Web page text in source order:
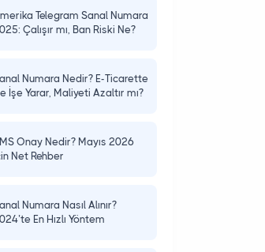
Telegram Sanal Numara
Çalışır mı, Ban Riski Ne?
Numara Nedir? E-Ticarette
İşe Yarar, Maliyeti Azaltır mı?
Onay Nedir? Mayıs 2026
Net Rehber
Numara Nasıl Alınır?
En Hızlı Yöntem